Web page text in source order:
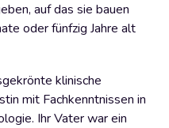
auf das sie bauen
oder fünfzig Jahre alt
klinische
mit Fachkenntnissen in
Ihr Vater war ein